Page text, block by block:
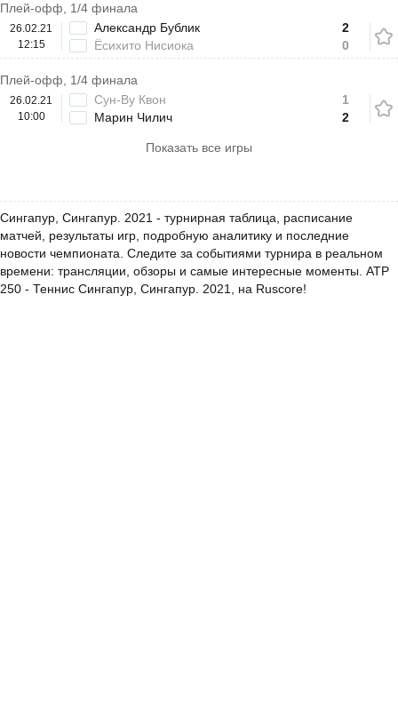
Плей-офф, 1/4 финала
26.02.21
12:15
Александр Бублик
Ёсихито Нисиока
2
0
Плей-офф, 1/4 финала
26.02.21
10:00
Сун-Ву Квон
Марин Чилич
1
2
Показать все игры
Сингапур, Сингапур. 2021 - турнирная таблица, расписание
матчей, результаты игр, подробную аналитику и последние
новости чемпионата. Следите за событиями турнира в реальном
времени: трансляции, обзоры и самые интересные моменты. ATP
250 - Теннис Сингапур, Сингапур. 2021, на Ruscore!